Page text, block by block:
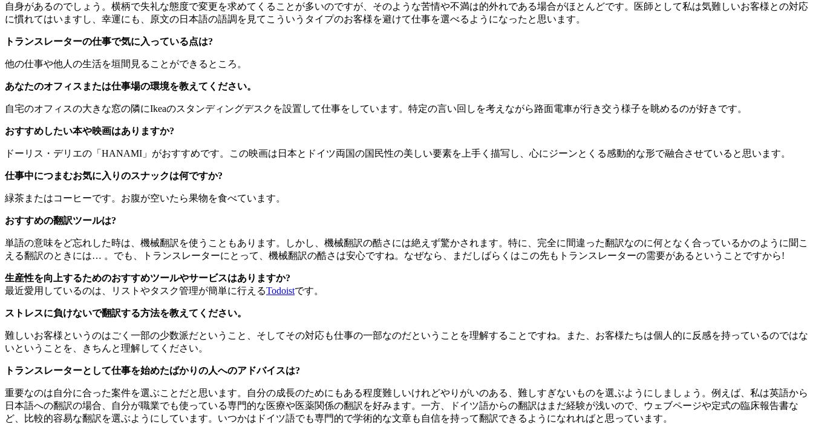
自身があるのでしょう。横柄で失礼な態度で変更を求めてくることが多いのですが、そのような苦情や不満は的外れである場合がほとんどです。医師として私は気難しいお客様との対応
に慣れてはいますし、幸運にも、原文の日本語の語調を見てこういうタイプのお客様を避けて仕事を選べるようになったと思います。
トランスレーターの仕事で気に入っている点は?
他の仕事や他人の生活を垣間見ることができるところ。
あなたのオフィスまたは仕事場の環境を教えてください。
自宅のオフィスの大きな窓の隣にIkeaのスタンディングデスクを設置して仕事をしています。特定の言い回しを考えながら路面電車が行き交う様子を眺めるのが好きです。
おすすめしたい本や映画はありますか?
ドーリス・デリエの「HANAMI」がおすすめです。この映画は日本とドイツ両国の国民性の美しい要素を上手く描写し、心にジーンとくる感動的な形で融合させていると思います。
仕事中につまむお気に入りのスナックは何ですか?
緑茶またはコーヒーです。お腹が空いたら果物を食べています。
おすすめの翻訳ツールは?
単語の意味をど忘れした時は、機械翻訳を使うこともあります。しかし、機械翻訳の酷さには絶えず驚かされます。特に、完全に間違った翻訳なのに何となく合っているかのように聞こ
える翻訳のときには… 。でも、トランスレーターにとって、機械翻訳の酷さは安心ですね。なぜなら、まだしばらくはこの先もトランスレーターの需要があるということですから!
生産性を向上するためのおすすめツールやサービスはありますか?
最近愛用しているのは、リストやタスク管理が簡単に行えるTodoistです。
ストレスに負けないで翻訳する方法を教えてください。
難しいお客様というのはごく一部の少数派だということ、そしてその対応も仕事の一部なのだということを理解することですね。また、お客様たちは個人的に反感を持っているのではな
いということを、きちんと理解してください。
トランスレーターとして仕事を始めたばかりの人へのアドバイスは?
重要なのは自分に合った案件を選ぶことだと思います。自分の成長のためにもある程度難しいけれどやりがいのある、難しすぎないものを選ぶようにしましょう。例えば、私は英語から
日本語への翻訳の場合、自分が職業でも使っている専門的な医療や医薬関係の翻訳を好みます。一方、ドイツ語からの翻訳はまだ経験が浅いので、ウェブページや定式の臨床報告書な
ど、比較的容易な翻訳を選ぶようにしています。いつかはドイツ語でも専門的で学術的な文章も自信を持って翻訳できるようになれればと思っています。